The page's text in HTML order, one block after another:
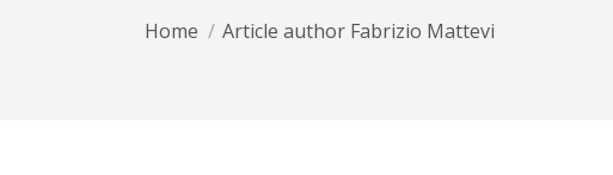
You are here:
Home Article author Fabrizio Mattevi